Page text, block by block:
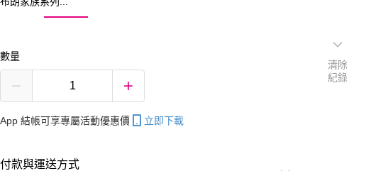
數量
App 結帳可享專屬活動優惠價 立即下載
付款與運送方式
清除
紀錄